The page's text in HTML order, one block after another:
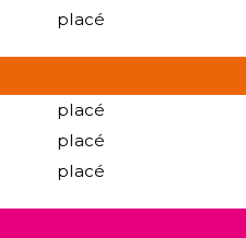
placé
placé
placé
placé